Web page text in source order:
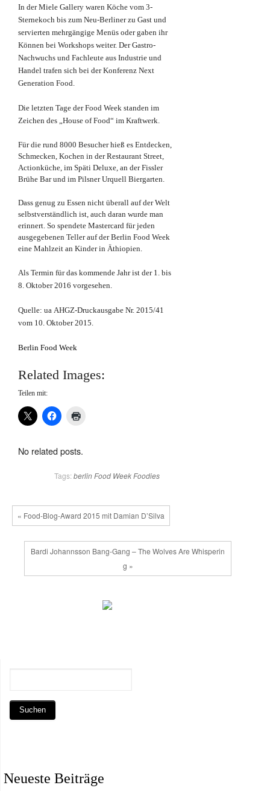
In der Miele Gallery waren Köche vom 3-
Sternekoch bis zum Neu-Berliner zu Gast und
servierten mehrgängige Menüs oder gaben ihr
Können bei Workshops weiter. Der Gastro-
Nachwuchs und Fachleute aus Industrie und
Handel trafen sich bei der Konferenz Next
Generation Food.
Die letzten Tage der Food Week standen im
Zeichen des „House of Food“ im Kraftwerk.
Für die rund 8000 Besucher hieß es Entdecken,
Schmecken, Kochen in der Restaurant Street,
Actionküche, im Späti Deluxe, an der Fissler
Brühe Bar und im Pilsner Urquell Biergarten.
Dass genug zu Essen nicht überall auf der Welt
selbstverständlich ist, auch daran wurde man
erinnert. So spendete Mastercard für jeden
ausgegebenen Teller auf der Berlin Food Week
eine Mahlzeit an Kinder in Äthiopien.
Als Termin für das kommende Jahr ist der 1. bis
8. Oktober 2016 vorgesehen.
Quelle: ua AHGZ-Druckausgabe Nr. 2015/41
vom 10. Oktober 2015.
Berlin Food Week
Related Images:
Teilen mit:
No related posts.
Tags: berlinFood WeekFoodies
« Food-Blog-Award 2015 mit Damian D’Silva
Bardi Johannsson Bang-Gang – The Wolves Are Whisperin
g »
Neueste Beiträge